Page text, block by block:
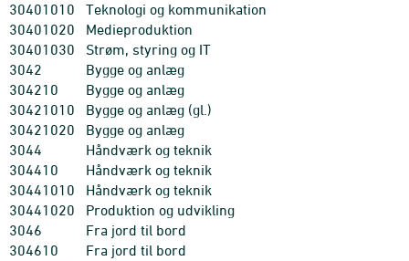
30401010
Teknologi og kommunikation
30401020
Medieproduktion
30401030
Strøm, styring og IT
3042
Bygge og anlæg
304210
Bygge og anlæg
30421010
Bygge og anlæg (gl.)
30421020
Bygge og anlæg
3044
Håndværk og teknik
304410
Håndværk og teknik
30441010
Håndværk og teknik
30441020
Produktion og udvikling
3046
Fra jord til bord
304610
Fra jord til bord